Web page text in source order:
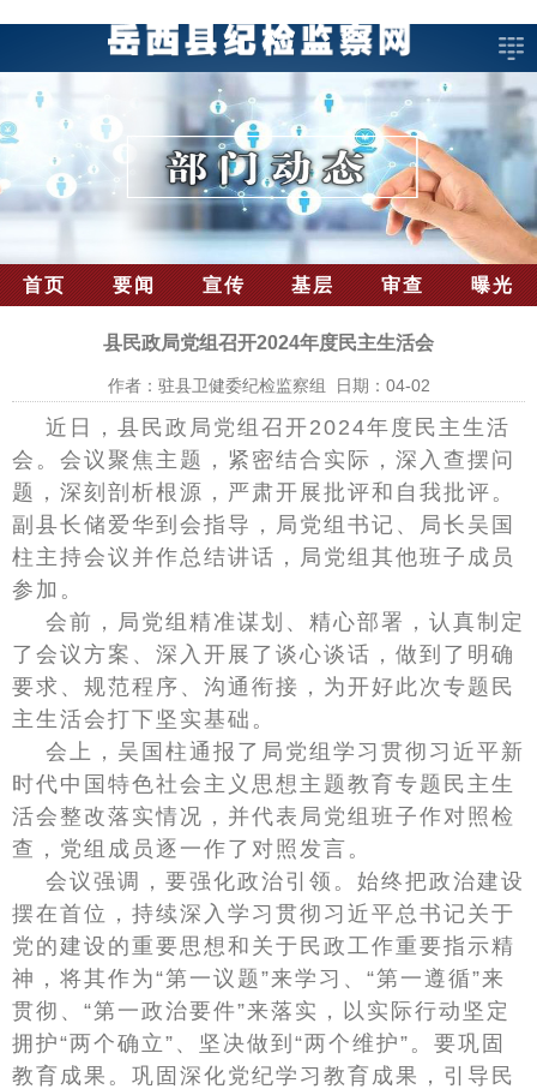
首页 要闻 宣传 基层 审查 曝光
县民政局党组召开2024年度民主生活会
作者：驻县卫健委纪检监察组 日期：04-02
近日，县民政局党组召开2024年度民主生活
会。会议聚焦主题，紧密结合实际，深入查摆问
题，深刻剖析根源，严肃开展批评和自我批评。
副县长储爱华到会指导，局党组书记、局长吴国
柱主持会议并作总结讲话，局党组其他班子成员
参加。
会前，局党组精准谋划、精心部署，认真制定
了会议方案、深入开展了谈心谈话，做到了明确
要求、规范程序、沟通衔接，为开好此次专题民
主生活会打下坚实基础。
会上，吴国柱通报了局党组学习贯彻习近平新
时代中国特色社会主义思想主题教育专题民主生
活会整改落实情况，并代表局党组班子作对照检
查，党组成员逐一作了对照发言。
会议强调，要强化政治引领。始终把政治建设
摆在首位，持续深入学习贯彻习近平总书记关于
党的建设的重要思想和关于民政工作重要指示精
神，将其作为“第一议题”来学习、“第一遵循”来
贯彻、“第一政治要件”来落实，以实际行动坚定
拥护“两个确立”、坚决做到“两个维护”。要巩固
教育成果。巩固深化党纪学习教育成果，引导民